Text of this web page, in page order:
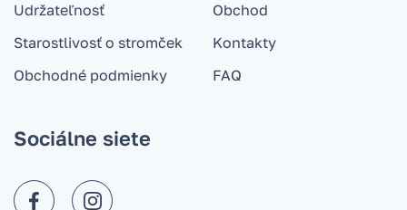
Udržateľnosť
Starostlivosť o stromček
Obchodné podmienky
Obchod
Kontakty
FAQ
Sociálne siete